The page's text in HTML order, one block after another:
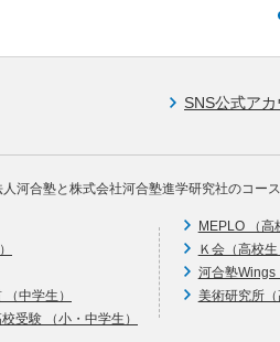
SNS公式アカ
河合塾と株式会社河合塾進学研究社のコース
中学生）
受験 （小・中学生）
MEPLO （高
Ｋ会（高校生
河合塾Wings
美術研究所（